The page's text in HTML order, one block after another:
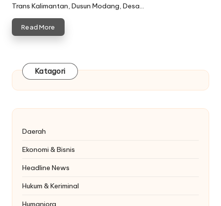
Trans Kalimantan, Dusun Modang, Desa…
Read More
Katagori
Daerah
Ekonomi & Bisnis
Headline News
Hukum & Keriminal
Humaniora